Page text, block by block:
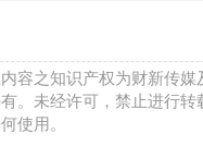
容之知识产权为财新传媒
。未经许可，禁止进行转
使用。